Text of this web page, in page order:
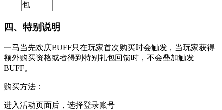
包
四、特别说明
一马当先欢庆BUFF只在玩家首次购买时会触发，当玩家获得
额外购买资格或者得到特别礼包回馈时，不会叠加触发
BUFF。
购买方法：
进入活动页面后，选择登录账号